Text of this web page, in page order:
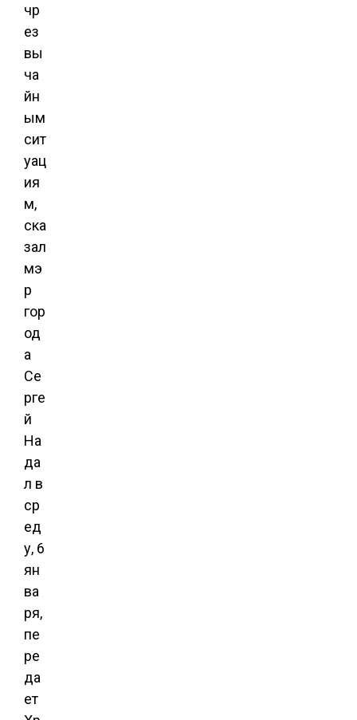
чр
ез
вы
ча
йн
ым
сит
уац
ия
м,
ска
зал
мэ
р
гор
од
а
Се
рге
й
На
да
л в
ср
ед
у, 6
ян
ва
ря,
пе
ре
да
ет